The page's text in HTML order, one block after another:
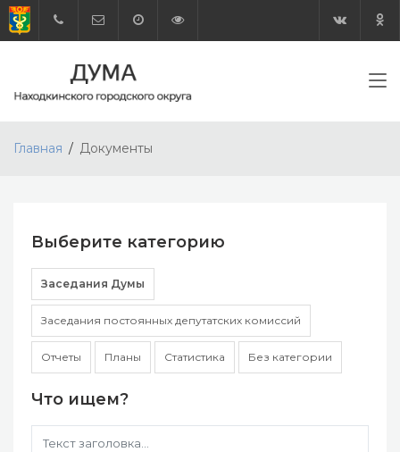
Главная Документы
Выберите категорию
Заседания Думы
Заседания постоянных депутатских комиссий
Отчеты Планы Статистика Без категории
Что ищем?